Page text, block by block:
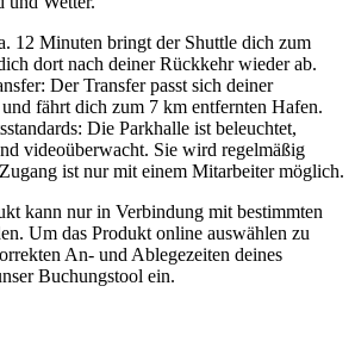
12 Minuten bringt der Shuttle dich zum
dort nach deiner Rückkehr wieder ab.
Der Transfer passt sich deiner
fährt dich zum 7 km entfernten Hafen.
Die Parkhalle ist beleuchtet,
videoüberwacht. Sie wird regelmäßig
ist nur mit einem Mitarbeiter möglich.
kann nur in Verbindung mit bestimmten
Um das Produkt online auswählen zu
An- und Ablegezeiten deines
Buchungstool ein.